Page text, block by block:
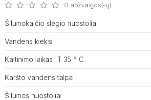
0 apžvalgos(-ų)
Šilumokaičio slėgio nuostoliai
Vandens kiekis
Kaitinimo laikas 'T 35 ° C
Karšto vandens talpa
Šilumos nuostoliai